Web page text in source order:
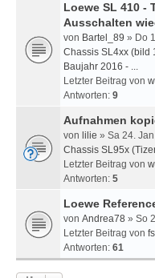
Loewe SL 410 -
Ausschalten
von Bartel_89 » Do
Chassis SL4xx (bild
Baujahr 2016 - ...
Letzter Beitrag von
Antworten: 9
Aufnahmen
von lilie » Sa 24.
Chassis SL95x
Letzter Beitrag von
Antworten: 5
Loewe
von Andrea78 » So
Letzter Beitrag von
Antworten: 61